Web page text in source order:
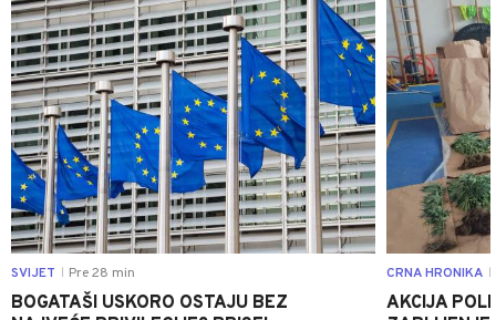
SVIJET Pre 28 min
BOGATAŠI USKORO OSTAJU BEZ
CRNA HRONIKA
AKCIJA